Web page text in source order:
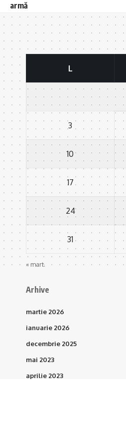
armă
L
3
10
17
24
31
« mart.
Arhive
martie 2026
ianuarie 2026
decembrie 2025
mai 2023
aprilie 2023